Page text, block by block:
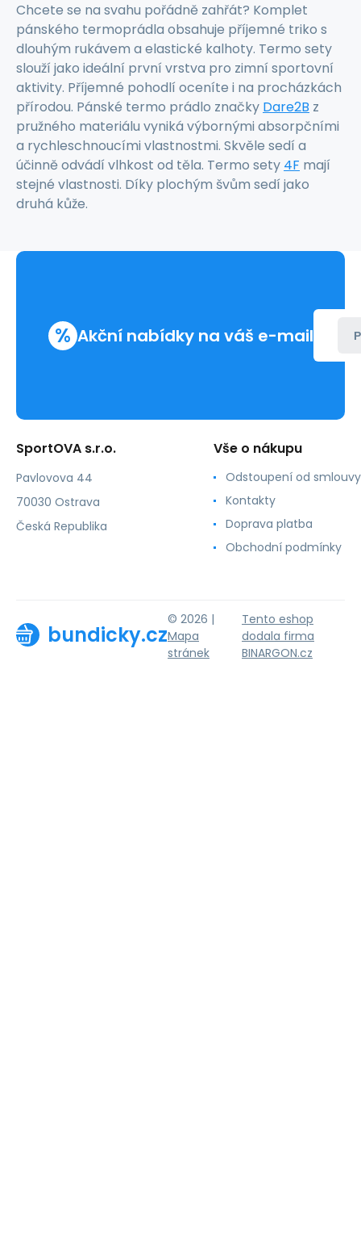
Chcete se na svahu pořádně zahřát? Komplet
pánského termoprádla obsahuje příjemné triko s
dlouhým rukávem a elastické kalhoty. Termo sety
slouží jako ideální první vrstva pro zimní sportovní
aktivity. Příjemné pohodlí oceníte i na procházkách
přírodou. Pánské termo prádlo značky Dare2B z
pružného materiálu vyniká výbornými absorpčními
a rychleschnoucími vlastnostmi. Skvěle sedí a
účinně odvádí vlhkost od těla. Termo sety 4F mají
stejné vlastnosti. Díky plochým švům sedí jako
druhá kůže.
% Akční nabídky na váš e-mail
SportOVA s.r.o.
Pavlovova 44
70030 Ostrava
Česká Republika
Vše o nákupu
Odstoupení od smlouvy
Kontakty
Doprava platba
Obchodní podmínky
bundicky.cz
© 2026 |
Mapa
stránek
Tento eshop
dodala firma
BINARGON.cz